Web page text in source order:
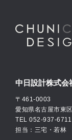
中日設計株式会
〒461-0003
愛知県名古屋市東
TEL 052-937-6711
担当：三宅・若林